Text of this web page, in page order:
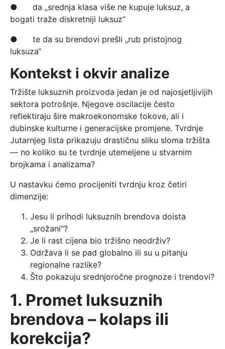
● da „srednja klasa više ne kupuje luksuz, a
bogati traže diskretniji luksuz“
● te da su brendovi prešli „rub pristojnog
luksuza“
Kontekst i okvir analize
Tržište luksuznih proizvoda jedan je od najosjetljivijih
sektora potrošnje. Njegove oscilacije često
reflektiraju šire makroekonomske tokove, ali i
dubinske kulturne i generacijske promjene. Tvrdnje
Jutarnjeg lista prikazuju drastičnu sliku sloma tržišta
— no koliko su te tvrdnje utemeljene u stvarnim
brojkama i analizama?
U nastavku ćemo procijeniti tvrdnju kroz četiri
dimenzije:
Jesu li prihodi luksuznih brendova doista
„srožani“?
Je li rast cijena bio tržišno neodrživ?
Održava li se pad globalno ili su u pitanju
regionalne razlike?
Što pokazuju srednjoročne prognoze i trendovi?
1. Promet luksuznih
brendova – kolaps ili
korekcija?